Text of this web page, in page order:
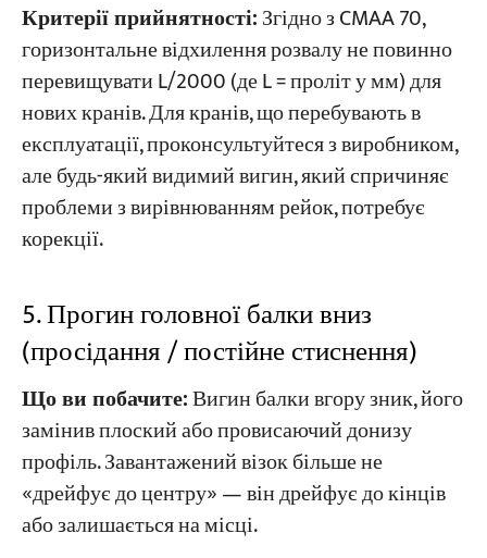
Критерії прийнятності:Згідно з CMAA 70,
горизонтальне відхилення розвалу не повинно
перевищувати L/2000 (де L = проліт у мм) для
нових кранів. Для кранів, що перебувають в
експлуатації, проконсультуйтеся з виробником,
але будь-який видимий вигин, який спричиняє
проблеми з вирівнюванням рейок, потребує
корекції.
5. Прогин головної балки вниз
(просідання / постійне стиснення)
Що ви побачите:Вигин балки вгору зник, його
замінив плоский або провисаючий донизу
профіль. Завантажений візок більше не
«дрейфує до центру» — він дрейфує до кінців
або залишається на місці.